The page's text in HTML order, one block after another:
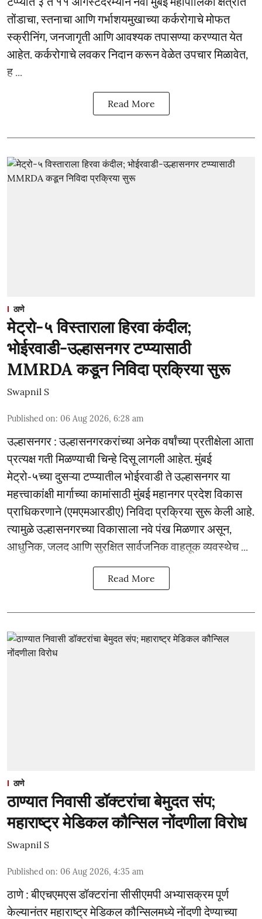
तोंडाचा, स्तनाचा आणि गर्भाशयमुखाच्या कर्करोगाचे मोफत
स्क्रीनिंग, जनजागृती आणि आवश्यक तपासण्या करण्यात येत
आहेत. कर्करोगाचे लवकर निदान करून वेळेत उपचार मिळावेत,
ह ...
Read More
ठाणे
मेट्रो-५ विस्ताराला हिरवा कंदील;
भोईरवाडी-उल्हासनगर टप्प्यासाठी
MMRDA कडून निविदा प्रक्रिया सुरू
Swapnil S
Published on: 06 Aug 2026, 6:28 am
उल्हासनगर : उल्हासनगरकरांच्या अनेक वर्षांच्या प्रतीक्षेला आता
प्रत्यक्ष गती मिळण्याची चिन्हे दिसू लागली आहेत. मुंबई
मेट्रो-५च्या दुसऱ्या टप्प्यातील भोईरवाडी ते उल्हासनगर या
महत्त्वाकांक्षी मार्गाच्या कामांसाठी मुंबई महानगर प्रदेश विकास
प्राधिकरणाने (एमएमआरडीए) निविदा प्रक्रिया सुरू केली आहे.
त्यामुळे उल्हासनगरच्या विकासाला नवे पंख मिळणार असून,
आधुनिक, जलद आणि सुरक्षित सार्वजनिक वाहतूक व्यवस्थेच ...
Read More
ठाणे
ठाण्यात निवासी डॉक्टरांचा बेमुदत संप;
महाराष्ट्र मेडिकल कौन्सिल नोंदणीला विरोध
Swapnil S
Published on: 06 Aug 2026, 4:35 am
ठाणे : बीएचएमएस डॉक्टरांना सीसीएमपी अभ्यासक्रम पूर्ण
केल्यानंतर महाराष्ट्र मेडिकल कौन्सिलमध्ये नोंदणी देण्याच्या